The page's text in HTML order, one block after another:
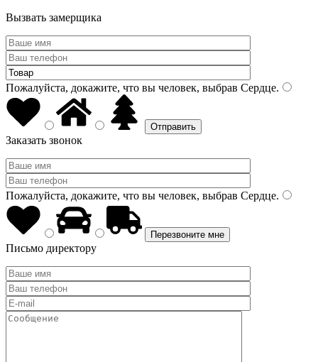
Вызвать замерщика
Пожалуйста, докажите, что вы человек, выбрав Сердце.
Заказать звонок
Пожалуйста, докажите, что вы человек, выбрав Сердце.
Письмо директору